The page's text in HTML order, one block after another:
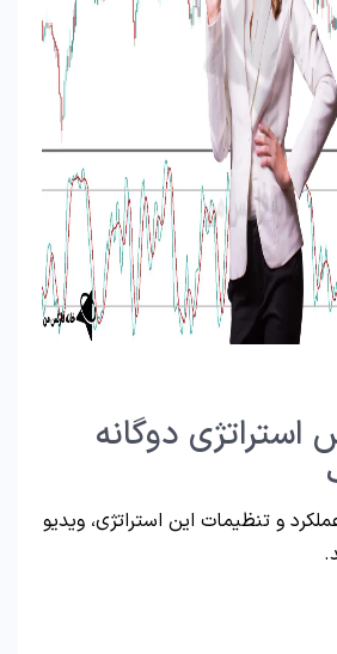
استراتژی دوگانه
و تنظیمات این استراتژی، ویدیو